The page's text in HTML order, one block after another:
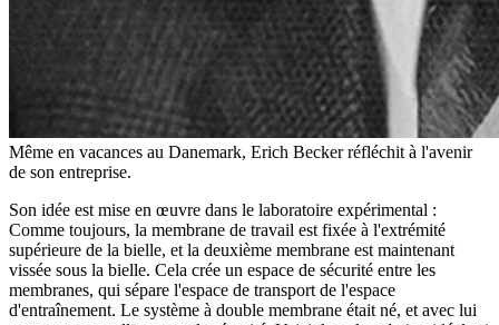
Même en vacances au Danemark, Erich Becker réfléchit à l'avenir
de son entreprise.
Son idée est mise en œuvre dans le laboratoire expérimental :
Comme toujours, la membrane de travail est fixée à l'extrémité
supérieure de la bielle, et la deuxième membrane est maintenant
vissée sous la bielle. Cela crée un espace de sécurité entre les
membranes, qui sépare l'espace de transport de l'espace
d'entraînement. Le système à double membrane était né, et avec lui